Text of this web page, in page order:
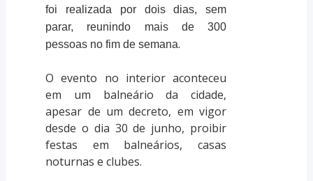
foi realizada por dois dias, sem
parar, reunindo mais de 300
pessoas no fim de semana.
O evento no interior aconteceu
em um balneário da cidade,
apesar de um decreto, em vigor
desde o dia 30 de junho, proibir
festas em balneários, casas
noturnas e clubes.